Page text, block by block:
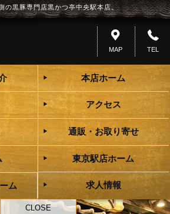
の黒豚専門店黒かつ亭中央駅本店。
MAP TEL
本店ホーム
アクセス
通販・お取り寄せ
東京駅店ホーム
ム 求人情報